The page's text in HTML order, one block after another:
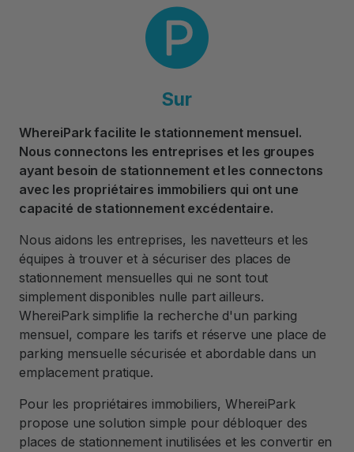
Sur
WhereiPark facilite le stationnement mensuel.
Nous connectons les entreprises et les groupes
ayant besoin de stationnement et les connectons
avec les propriétaires immobiliers qui ont une
capacité de stationnement excédentaire.
Nous aidons les entreprises, les navetteurs et les
équipes à trouver et à sécuriser des places de
stationnement mensuelles qui ne sont tout
simplement disponibles nulle part ailleurs.
WhereiPark simplifie la recherche d'un parking
mensuel, compare les tarifs et réserve une place de
parking mensuelle sécurisée et abordable dans un
emplacement pratique.
Pour les propriétaires immobiliers, WhereiPark
propose une solution simple pour débloquer des
places de stationnement inutilisées et les convertir en